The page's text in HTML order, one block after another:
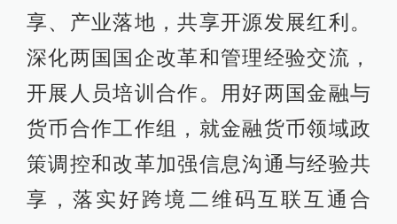
享、产业落地，共享开源发展红利。
深化两国国企改革和管理经验交流，
开展人员培训合作。用好两国金融与
货币合作工作组，就金融货币领域政
策调控和改革加强信息沟通与经验共
享，落实好跨境二维码互联互通合